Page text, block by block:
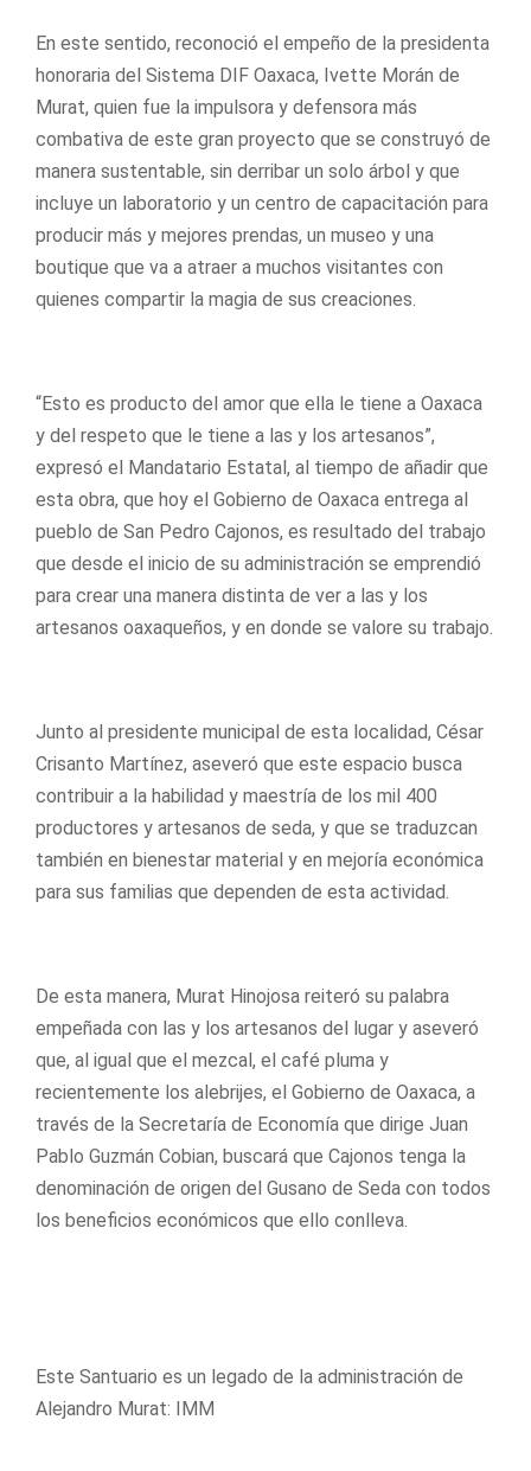
En este sentido, reconoció el empeño de la presidenta
honoraria del Sistema DIF Oaxaca, Ivette Morán de
Murat, quien fue la impulsora y defensora más
combativa de este gran proyecto que se construyó de
manera sustentable, sin derribar un solo árbol y que
incluye un laboratorio y un centro de capacitación para
producir más y mejores prendas, un museo y una
boutique que va a atraer a muchos visitantes con
quienes compartir la magia de sus creaciones.
“Esto es producto del amor que ella le tiene a Oaxaca
y del respeto que le tiene a las y los artesanos”,
expresó el Mandatario Estatal, al tiempo de añadir que
esta obra, que hoy el Gobierno de Oaxaca entrega al
pueblo de San Pedro Cajonos, es resultado del trabajo
que desde el inicio de su administración se emprendió
para crear una manera distinta de ver a las y los
artesanos oaxaqueños, y en donde se valore su trabajo.
Junto al presidente municipal de esta localidad, César
Crisanto Martínez, aseveró que este espacio busca
contribuir a la habilidad y maestría de los mil 400
productores y artesanos de seda, y que se traduzcan
también en bienestar material y en mejoría económica
para sus familias que dependen de esta actividad.
De esta manera, Murat Hinojosa reiteró su palabra
empeñada con las y los artesanos del lugar y aseveró
que, al igual que el mezcal, el café pluma y
recientemente los alebrijes, el Gobierno de Oaxaca, a
través de la Secretaría de Economía que dirige Juan
Pablo Guzmán Cobian, buscará que Cajonos tenga la
denominación de origen del Gusano de Seda con todos
los beneficios económicos que ello conlleva.
Este Santuario es un legado de la administración de
Alejandro Murat: IMM